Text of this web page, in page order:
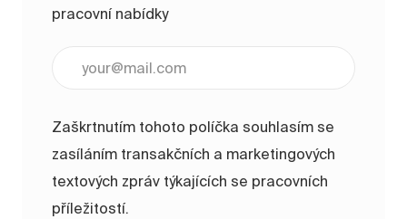
pracovní nabídky
Zaškrtnutím tohoto políčka souhlasím se
zasíláním transakčních a marketingových
textových zpráv týkajících se pracovních
příležitostí.